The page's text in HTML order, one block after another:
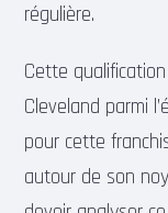
régulière.
Cette
Cleveland parmi
pour cette
autour de son